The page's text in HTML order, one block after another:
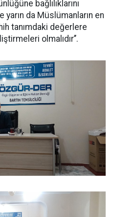
bağlılıklarını
da Müslümanların en
tanımdaki değerlere
olmalıdır’’.